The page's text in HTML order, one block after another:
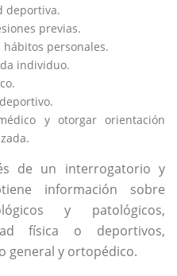
deportiva.
previas.
hábitos personales.
individuo.
y otorgar orientación
de un interrogatorio y
información sobre
y patológicos,
física o deportivos,
general y ortopédico.